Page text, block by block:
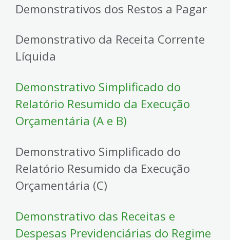
Demonstrativos dos Restos a Pagar
Demonstrativo da Receita Corrente
Líquida
Demonstrativo Simplificado do
Relatório Resumido da Execução
Orçamentária (A e B)
Demonstrativo Simplificado do
Relatório Resumido da Execução
Orçamentária (C)
Demonstrativo das Receitas e
Despesas Previdenciárias do Regime